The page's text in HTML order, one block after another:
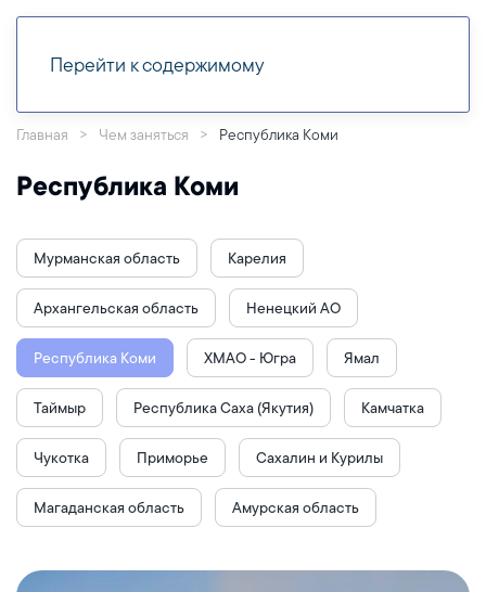
Перейти к содержимому
Главная Чем заняться Республика Коми
Республика Коми
Мурманская область Карелия
Архангельская область Ненецкий АО
Республика Коми ХМАО - Югра Ямал
Таймыр Республика Саха (Якутия) Камчатка
Чукотка Приморье Сахалин и Курилы
Магаданская область Амурская область